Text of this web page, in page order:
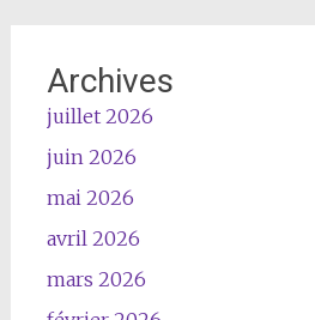
Archives
juillet 2026
juin 2026
mai 2026
avril 2026
mars 2026